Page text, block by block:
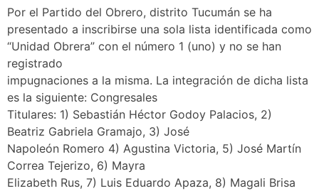
Por el Partido del Obrero, distrito Tucumán se ha
presentado a inscribirse una sola lista identificada como
“Unidad Obrera” con el número 1 (uno) y no se han
registrado
impugnaciones a la misma. La integración de dicha lista
es la siguiente: Congresales
Titulares: 1) Sebastián Héctor Godoy Palacios, 2)
Beatriz Gabriela Gramajo, 3) José
Napoleón Romero 4) Agustina Victoria, 5) José Martín
Correa Tejerizo, 6) Mayra
Elizabeth Rus, 7) Luis Eduardo Apaza, 8) Magali Brisa